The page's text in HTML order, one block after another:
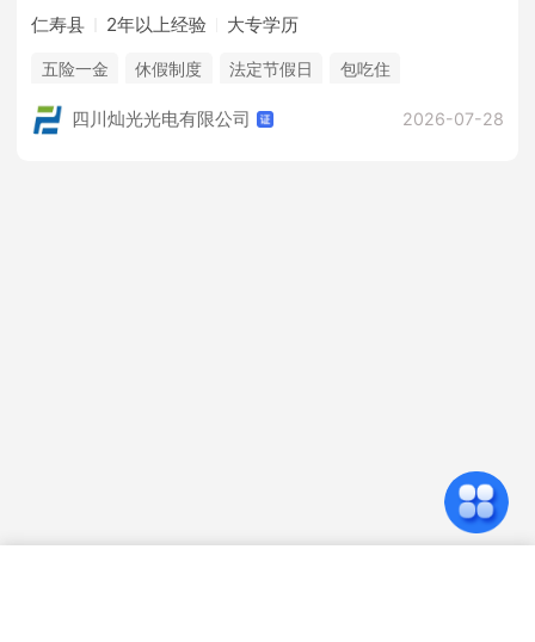
仁寿县 2年以上经验 大专学历
五险一金 休假制度 法定节假日 包吃住
四川灿光光电有限公司 2026-07-28